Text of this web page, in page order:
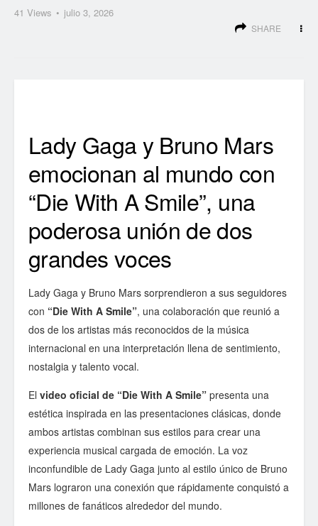
41 Views julio 3, 2026
SHARE
Lady Gaga y Bruno Mars
emocionan al mundo con
“Die With A Smile”, una
poderosa unión de dos
grandes voces
Lady Gaga y Bruno Mars sorprendieron a sus seguidores
con “Die With A Smile”, una colaboración que reunió a
dos de los artistas más reconocidos de la música
internacional en una interpretación llena de sentimiento,
nostalgia y talento vocal.
El video oficial de “Die With A Smile” presenta una
estética inspirada en las presentaciones clásicas, donde
ambos artistas combinan sus estilos para crear una
experiencia musical cargada de emoción. La voz
inconfundible de Lady Gaga junto al estilo único de Bruno
Mars lograron una conexión que rápidamente conquistó a
millones de fanáticos alrededor del mundo.